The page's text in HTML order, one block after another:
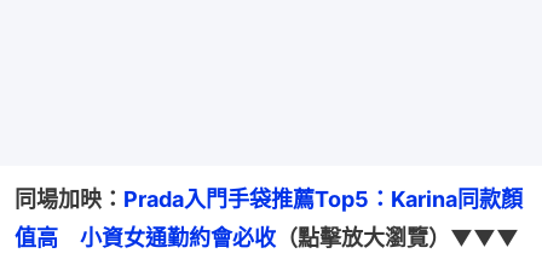
同場加映： Prada入門手袋推薦Top5：Karina同款顏
值高　小資女通勤約會必收 （點擊放大瀏覽）▼▼▼